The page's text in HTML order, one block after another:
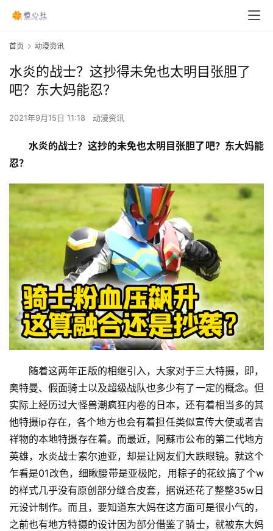
首页 动漫资讯
水炎的战士？这抄得未免也太明目张胆了
吧？东大妈能忍？
2021年9月15日 11:18 动漫资讯
水炎的战士？这抄的未免也太明目张胆了吧？东大妈能
忍？
随着这两年正版的相继引入，大家对于三大特摄，即，
奥特曼、假面骑士以及超级战队也多少有了一定的概念。但
实际上经历过大怪兽潮疯狂内卷的日本，还有着相当多的其
他特摄ip存在，各个地方也会有着担任类似宣传大使或者吉
祥物的本地特摄存在着。而最近，阿蘇市公布的第二代地方
英雄，水炎战士索尔迪亚，却是让网友们大跌眼镜。就这个
乍看是01改色，细瞅腰带是亚极陀，用粽子的花纹搞了个w
的样式几乎没有原创部分缝合皮套，据说还花了整整35w日
元设计制作。而且，要知道东大妈在这方面可是很小气的，
之前也有地方特摄的设计因为部分借鉴了骑士，就被东大妈